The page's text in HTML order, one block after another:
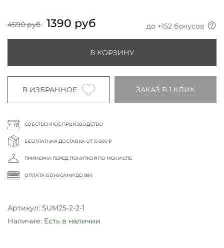
4590 руб 1390 руб до +152 бонусов
В КОРЗИНУ
В ИЗБРАННОЕ ЗАКАЗ В 1 КЛИК
СОБСТВЕННОЕ ПРОИЗВОДСТВО
БЕСПЛАТНАЯ ДОСТАВКА ОТ 15 000 ₽
ПРИМЕРКА ПЕРЕД ПОКУПКОЙ ПО МСК И СПБ
ОПЛАТА БОНУСАМИ ДО 99%
Артикул: SUM25-2-2-1
Наличие: Есть в наличии